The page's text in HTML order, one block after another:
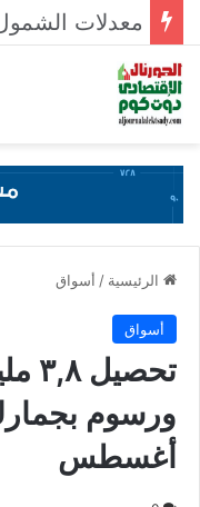
الرئيسية / أسواق
أسواق
ورسوم
أغسطس